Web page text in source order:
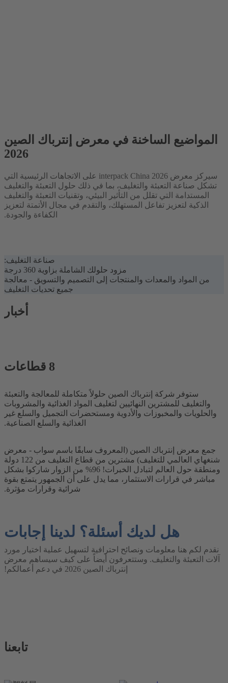
المواضيع الساخنة في معرض إنترباك الصين
2026
سيركز معرض interpack China 2026 على الاتجاهات الرئيسية التي
تشكل صناعة التعبئة والتغليف، بما في ذلك حلول التعبئة والتغليف
المستدامة التي تقلل من التأثير البيئي، وتقنيات التعبئة والتغليف
الذكية لتعزيز تفاعل المستهلك، والتقدم في مجال الأتمتة لتعزيز
الكفاءة والجودة.
صناعة التغليف:
مزود حلولك الشاملة بزاوية 360 درجة
من المواد والمعدات والمنتجات إلى التصميم والتسويق - معالجة
جميع تحديات التغليف
أخبار
8 قطاعات
ستوفر شركة إنترباك الصين حلولاً متكاملة للمعالجة والتعبئة
والتغليف للمشترين النهائيين لتغليف المواد الغذائية والمشروبات
والحلويات والمخبوزات والأدوية ومستحضرات التجميل والسلع غير
الغذائية والسلع الصناعية.
جمع معرض إنترباك الصين (المعروف سابقًا باسم سواب - معرض
شنغهاي العالمي للتغليف) مشترين من قطاع التغليف من 122 دولة
ومنطقة حول العالم لتبادل الخبرات! 96% من الزوار شاركوا بشكل
مباشر في قرارات الاستثمار، مما يدل على أن الجمهور يتمتع بقوة
شرائية وقرارات مؤثرة.
هل لديك أسئلة؟ لدينا إجابات
نقدم لكم هنا معلومات ونصائح احترافية لتسهيل عملية اختيار مورد
آلات التعبئة والتغليف. وستتعرفون أيضاً على كيف سيساهم معرض
إنترباك الصين 2026 في دعم أعمالكم!
تابعنا